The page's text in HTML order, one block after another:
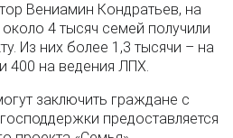
Вениамин Кондратьев, на
4 тысяч семей получили
Из них более 1,3 тысячи – на
400 на ведения ЛПХ.
заключить граждане с
предоставляется